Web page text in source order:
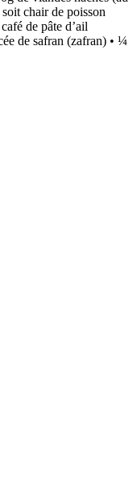
chair de poisson
de pâte d’ail
de safran (zafran) • ¼